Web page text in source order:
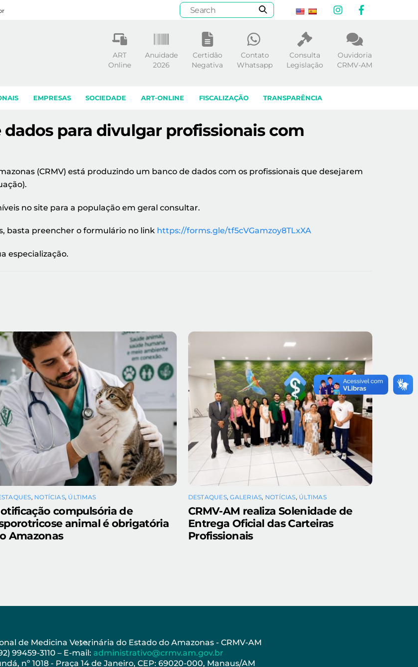
ART
Online
Anuidade
2026
Certidão
Negativa
Contato
Whatsapp
Consulta
Legislação
Ouvidoria
CRMV-AM
Instagram
EMPRESAS SOCIEDADE ART-ONLINE FISCALIZAÇÃO TRANSPARÊNCIA
dados para divulgar profissionais com
(CRMV) está produzindo um banco de dados com os profissionais que desejarem
no site para a população em geral consultar.
basta preencher o formulário no link https://forms.gle/tf5cVGamzoy8TLxXA
especialização.
, NOTÍCIAS, ÚLTIMAS
compulsória de
animal é obrigatória
Amazonas
DESTAQUES,GALERIAS, NOTÍCIAS, ÚLTIMAS
CRMV-AM realiza Solenidade de
Entrega Oficial das Carteiras
Profissionais
Back
To
de Medicina Veterinária do Estado do Amazonas - CRMV-AM
99459-3110 – E-mail: administrativo@crmv.am.gov.br
nº 1018 - Praça 14 de Janeiro, CEP: 69020-000, Manaus/AM